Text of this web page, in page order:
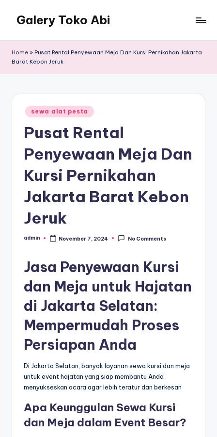
Galery Toko Abi
Home » Pusat Rental Penyewaan Meja Dan Kursi Pernikahan Jakarta
Barat Kebon Jeruk
Posted
in
sewa alat pesta
Pusat Rental
Penyewaan Meja Dan
Kursi Pernikahan
Jakarta Barat Kebon
Jeruk
Posted
admin November 7, 2024 No Comments
Jasa Penyewaan Kursi
dan Meja untuk Hajatan
di Jakarta Selatan:
Mempermudah Proses
Persiapan Anda
Di Jakarta Selatan, banyak layanan sewa kursi dan meja
untuk event hajatan yang siap membantu Anda
menyukseskan acara agar lebih teratur dan berkesan
Apa Keunggulan Sewa Kursi
dan Meja dalam Event Besar?